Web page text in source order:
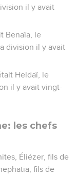
il y avait
Benaïa, le
division il y avait
Heldaï, le
il y avait vingt-
les chefs
Éliézer, fils de
fils de